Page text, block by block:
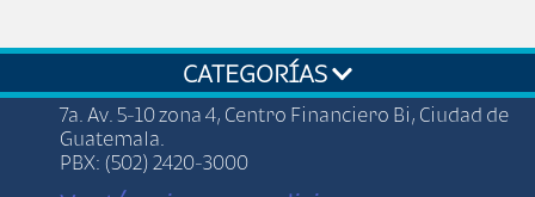
CATEGORÍAS
7a. Av. 5-10 zona 4, Centro Financiero Bi, Ciudad de
Guatemala.
PBX: (502) 2420-3000